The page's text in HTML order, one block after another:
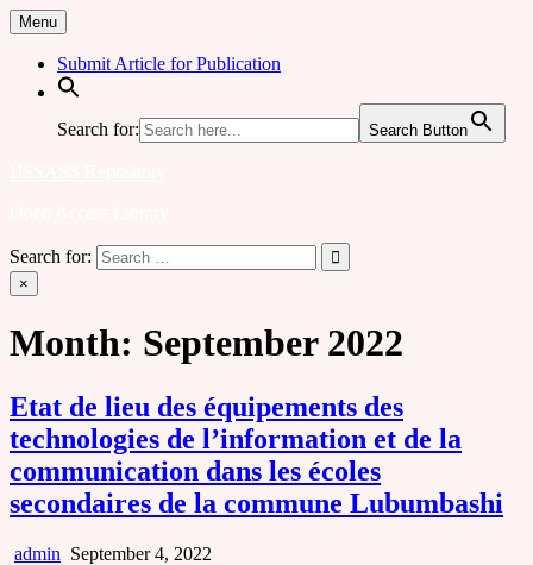
Skip
to
content
Menu
Submit Article for Publication
Search for: Search Button
Search for:
×
Month: September 2022
Etat de lieu des équipements des
technologies de l’information et de la
communication dans les écoles
secondaires de la commune Lubumbashi
admin September 4, 2022